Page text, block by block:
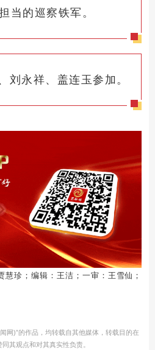
当的巡察铁军。
刘永祥、盖连玉参加。
慧珍；编辑：王洁；一审：王雪仙；
网)”的作品，均转载自其他媒体，转载目的在
其观点和对其真实性负责。